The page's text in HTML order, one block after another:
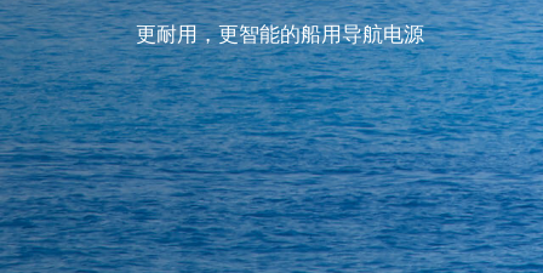
更耐用，更智能的船用导航电源